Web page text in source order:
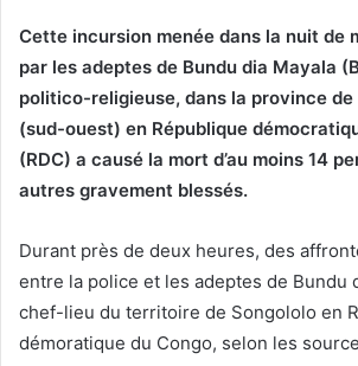
Cette incursion menée dans la nuit de
par les adeptes de Bundu dia Mayala
politico-religieuse, dans la province de
(sud-ouest) en République
(RDC) a causé la mort d’au moins 14
autres gravement blessés.
Durant près de deux heures, des
entre la police et les adeptes de Bundu
chef-lieu du territoire de Songololo en
démoratique du Congo, selon les